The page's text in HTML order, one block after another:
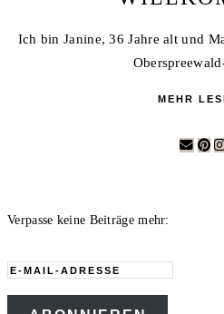
Ich bin Janine, 36 Jahre alt und
MEHR
Verpasse keine Beiträge mehr:
E-
Mail-